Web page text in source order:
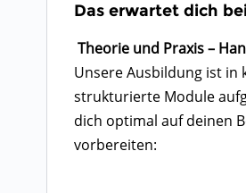
Das erwartet dich
Theorie und Praxis –
Unsere Ausbildung ist in
strukturierte Module
dich optimal auf deinen
vorbereiten: